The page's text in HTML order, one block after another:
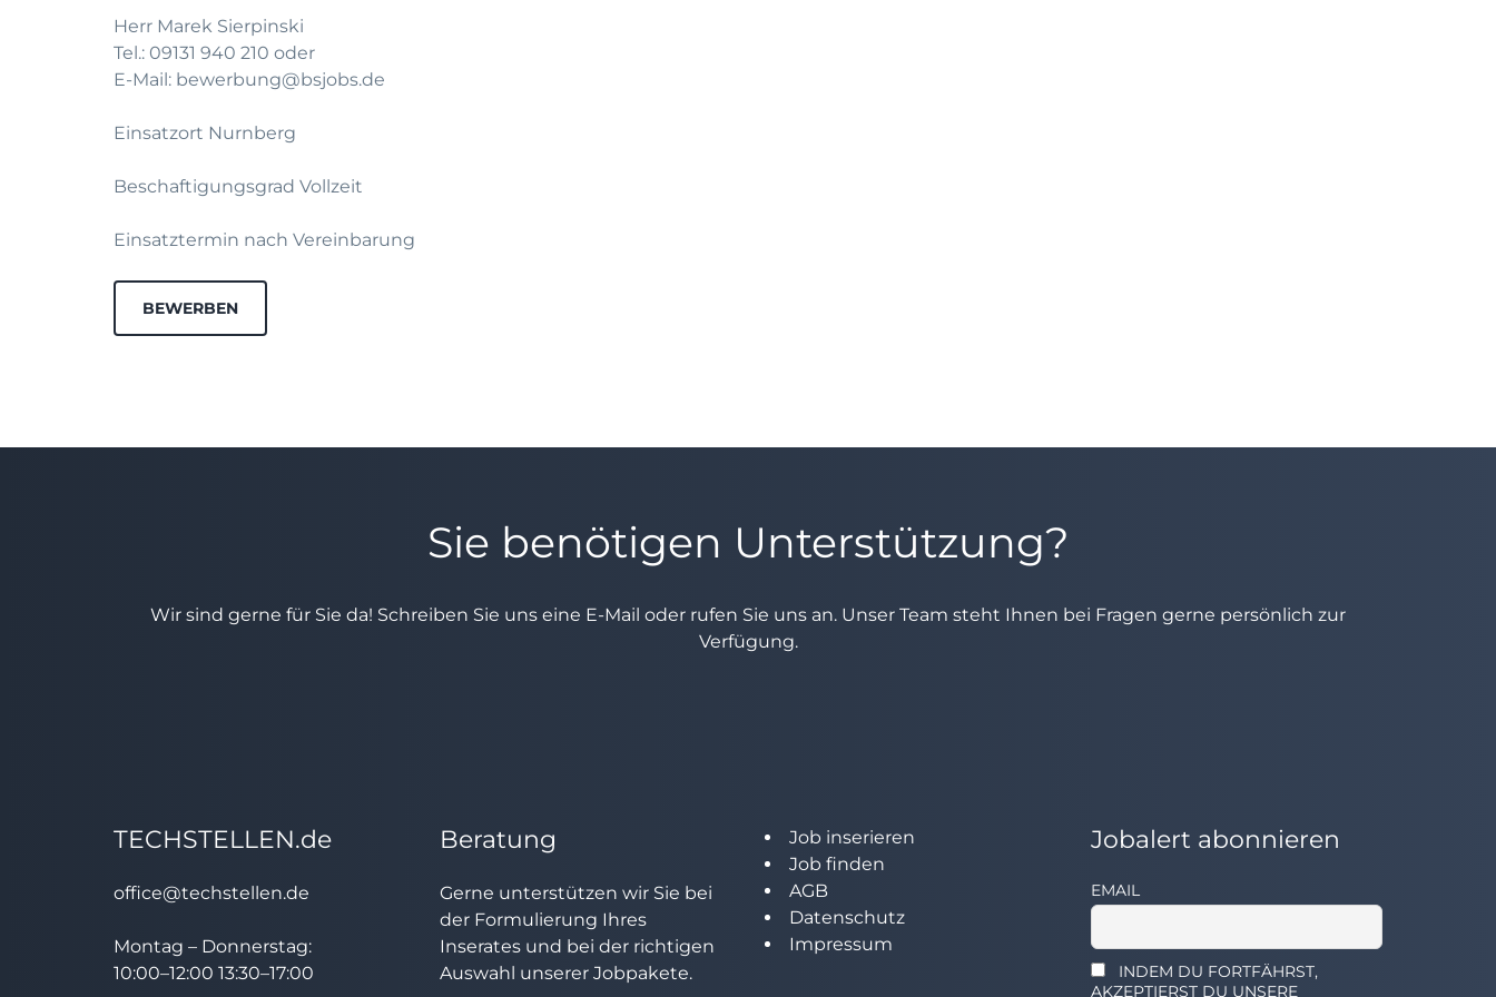
Herr Marek Sierpinski
Tel.: 09131 940 210 oder
E-Mail: bewerbung@bsjobs.de
Einsatzort Nurnberg
Beschaftigungsgrad Vollzeit
Einsatztermin nach Vereinbarung
BEWERBEN
Sie benötigen Unterstützung?
Wir sind gerne für Sie da! Schreiben Sie uns eine E-Mail oder rufen Sie uns an. Unser Team steht Ihnen bei Fragen gerne persönlich zur
Verfügung.
TECHSTELLEN.de
office@techstellen.de
Montag – Donnerstag:
10:00–12:00 13:30–17:00
Beratung
Gerne unterstützen wir Sie bei
der Formulierung Ihres
Inserates und bei der richtigen
Auswahl unserer Jobpakete.
Job inserieren
Job finden
AGB
Datenschutz
Impressum
Jobalert abonnieren
EMAIL
INDEM DU FORTFÄHRST,
AKZEPTIERST DU UNSERE